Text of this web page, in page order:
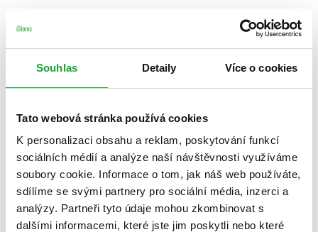
Souhlas Detaily Více o cookies
Tato webová stránka používá cookies
K personalizaci obsahu a reklam, poskytování funkcí
sociálních médií a analýze naší návštěvnosti využíváme
soubory cookie. Informace o tom, jak náš web používáte,
sdílíme se svými partnery pro sociální média, inzerci a
analýzy. Partneři tyto údaje mohou zkombinovat s
dalšími informacemi, které jste jim poskytli nebo které